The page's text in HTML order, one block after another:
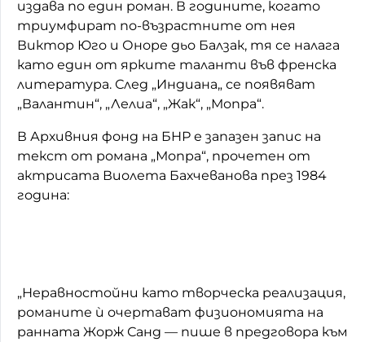
издава по един роман. В годините, когато
триумфират по-възрастните от нея
Виктор Юго и Оноре дьо Балзак, тя се налага
като един от ярките таланти във френска
литература. След „Индиана„ се появяват
„Валантин“, „Лелиа“, „Жак“, „Мопра“.
В Архивния фонд на БНР е запазен запис на
текст от романа „Мопра“, прочетен от
актрисата Виолета Бахчеванова през 1984
година:
„Неравностойни като творческа реализация,
романите ѝ очертават физиономията на
ранната Жорж Санд — пише в предговора към